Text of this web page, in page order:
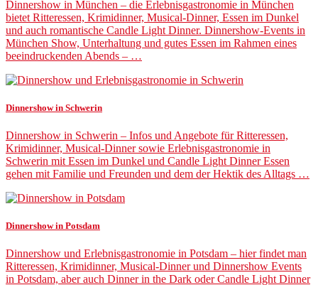
Dinnershow in München – die Erlebnisgastronomie in München
bietet Ritteressen, Krimidinner, Musical-Dinner, Essen im Dunkel
und auch romantische Candle Light Dinner. Dinnershow-Events in
München Show, Unterhaltung und gutes Essen im Rahmen eines
beeindruckenden Abends – …
Dinnershow in Schwerin
Dinnershow in Schwerin – Infos und Angebote für Ritteressen,
Krimidinner, Musical-Dinner sowie Erlebnisgastronomie in
Schwerin mit Essen im Dunkel und Candle Light Dinner Essen
gehen mit Familie und Freunden und dem der Hektik des Alltags …
Dinnershow in Potsdam
Dinnershow und Erlebnisgastronomie in Potsdam – hier findet man
Ritteressen, Krimidinner, Musical-Dinner und Dinnershow Events
in Potsdam, aber auch Dinner in the Dark oder Candle Light Dinner